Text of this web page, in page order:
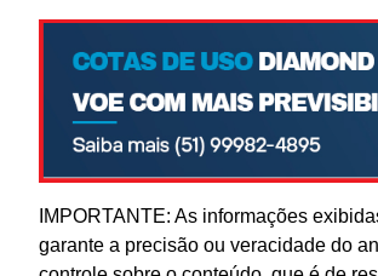
IMPORTANTE: As informações
garante a precisão ou veracidade do